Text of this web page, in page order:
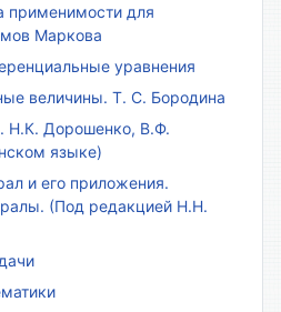
применимости для
Маркова
уравнения
величины. Т. С. Бородина
Н.К. Дорошенко, В.Ф.
языке)
и его приложения.
(Под редакцией Н.Н.